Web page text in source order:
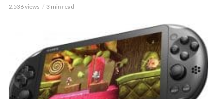
2.536 views 3 min read